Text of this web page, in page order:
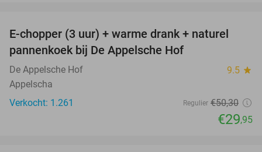
40%
E-chopper (3 uur) + warme drank + naturel
pannenkoek bij De Appelsche Hof
De Appelsche Hof 9.5 star
Appelscha
Verkocht: 1.261
Regulier €50,30
€29,95